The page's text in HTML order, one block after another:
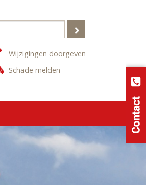
Wijzigingen doorgeven
Schade melden